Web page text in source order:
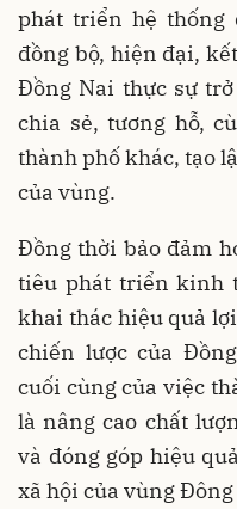
phát triển hệ thống
đồng bộ, hiện đại,
Đồng Nai thực sự
chia sẻ, tương hỗ,
thành phố khác, tạo
của vùng.
Đồng thời bảo đảm
tiêu phát triển kinh
khai thác hiệu quả
chiến lược của
cuối cùng của việc
là nâng cao chất
và đóng góp hiệu
xã hội của vùng